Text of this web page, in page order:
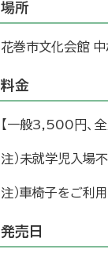
場所
花巻市文化会館 中
料金
【一般3,500円、全
注）未就学児入場
注）車椅子をご利
発売日